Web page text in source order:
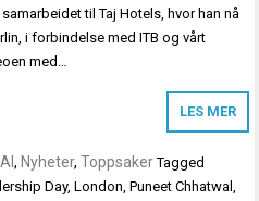
til Taj Hotels, hvor han nå
i forbindelse med ITB og vårt
med…
LES MER
, Nyheter,Toppsaker Tagged
Day,London,Puneet Chhatwal,